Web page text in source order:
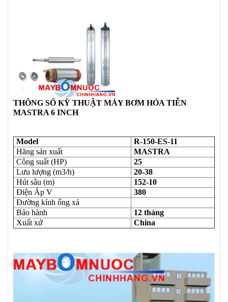
THÔNG SỐ KỸ THUẬT MÁY BƠM HỎA TIỄN
MASTRA 6 INCH
Model
R-150-ES-11
Hãng sản xuất
MASTRA
Công suất (HP)
25
Lưu lượng (m3/h)
20-38
Hút sâu (m)
152-10
Điện Áp V
380
Đường kính ống xả
Bảo hành
12 tháng
Xuất xứ
China